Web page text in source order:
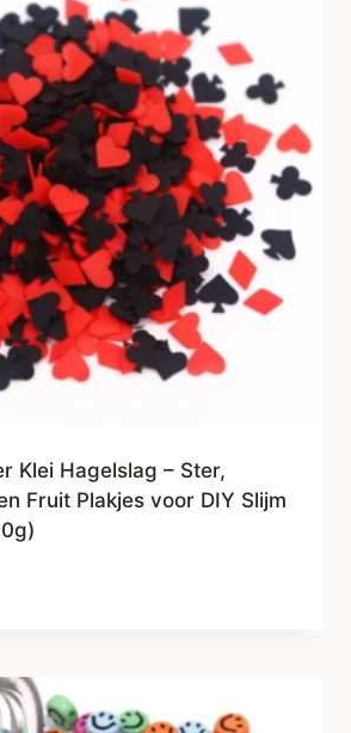
Klei Hagelslag – Ster,
Fruit Plakjes voor DIY Slijm